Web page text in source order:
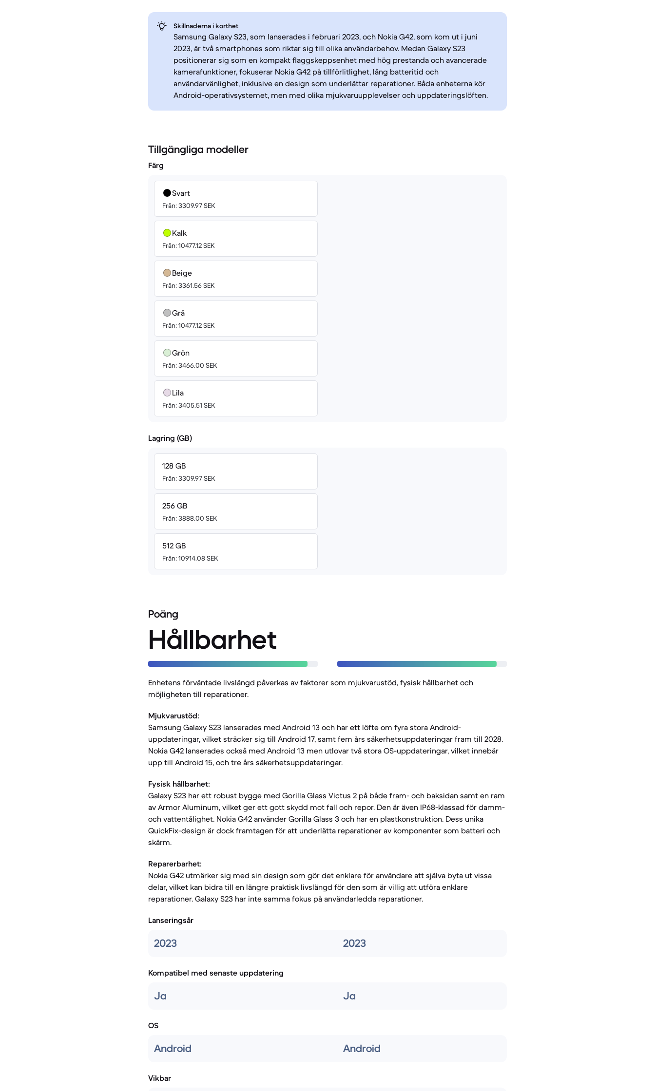
Skillnaderna i korthet
Samsung Galaxy S23, som lanserades i februari 2023, och Nokia G42, som kom ut i juni
2023, är två smartphones som riktar sig till olika användarbehov. Medan Galaxy S23
positionerar sig som en kompakt flaggskeppsenhet med hög prestanda och avancerade
kamerafunktioner, fokuserar Nokia G42 på tillförlitlighet, lång batteritid och
användarvänlighet, inklusive en design som underlättar reparationer. Båda enheterna kör
Android-operativsystemet, men med olika mjukvaruupplevelser och uppdateringslöften.
Tillgängliga modeller
Färg
Svart
Från: 3309.97 SEK
Kalk
Från: 10477.12 SEK
Beige
Från: 3361.56 SEK
Grå
Från: 10477.12 SEK
Grön
Från: 3466.00 SEK
Lila
Från: 3405.51 SEK
Lagring (GB)
128 GB
Från: 3309.97 SEK
256 GB
Från: 3888.00 SEK
512 GB
Från: 10914.08 SEK
Poäng
Hållbarhet
Enhetens förväntade livslängd påverkas av faktorer som mjukvarustöd, fysisk hållbarhet och
möjligheten till reparationer.
Mjukvarustöd:
Samsung Galaxy S23 lanserades med Android 13 och har ett löfte om fyra stora Android-
uppdateringar, vilket sträcker sig till Android 17, samt fem års säkerhetsuppdateringar fram till 2028.
Nokia G42 lanserades också med Android 13 men utlovar två stora OS-uppdateringar, vilket innebär
upp till Android 15, och tre års säkerhetsuppdateringar.
Fysisk hållbarhet:
Galaxy S23 har ett robust bygge med Gorilla Glass Victus 2 på både fram- och baksidan samt en ram
av Armor Aluminum, vilket ger ett gott skydd mot fall och repor. Den är även IP68-klassad för damm-
och vattentålighet. Nokia G42 använder Gorilla Glass 3 och har en plastkonstruktion. Dess unika
QuickFix-design är dock framtagen för att underlätta reparationer av komponenter som batteri och
skärm.
Reparerbarhet:
Nokia G42 utmärker sig med sin design som gör det enklare för användare att själva byta ut vissa
delar, vilket kan bidra till en längre praktisk livslängd för den som är villig att utföra enklare
reparationer. Galaxy S23 har inte samma fokus på användarledda reparationer.
Lanseringsår
2023 2023
Kompatibel med senaste uppdatering
Ja Ja
OS
Android Android
Vikbar